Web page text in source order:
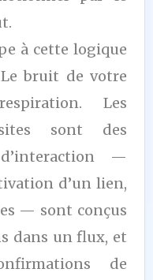
à cette logique
bruit de votre
Les
sont des
—
d’un lien,
— sont conçus
dans un flux, et
de